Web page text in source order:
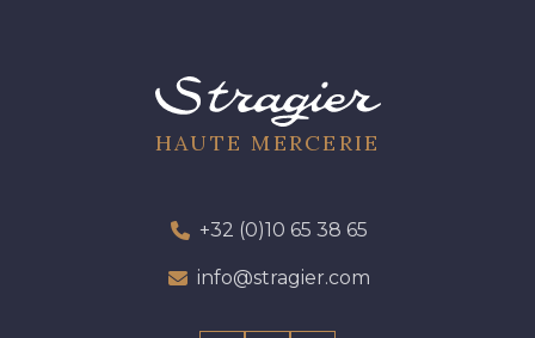
HAUTE MERCERIE
+32 (0)10 65 38 65
info@stragier.com